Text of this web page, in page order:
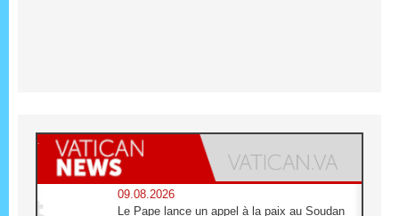
09.08.2026
Le Pape lance un appel à la paix au Soudan